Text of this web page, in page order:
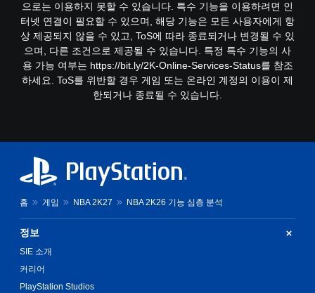
으로는 이용하지 못할 수 있습니다. 특수 기능을 이용하려면 인
터넷 연결이 필요할 수 있으며, 해당 기능은 모든 사용자에게 항
상 제공되지 않을 수 있고, ToS에 따라 종료되거나 변경될 수 있
으며, 다른 조건으로 제공될 수 있습니다. 특정 특수 기능의 사
용 가능 여부는 https://bit.ly/2K-Online-Services-Status를 참조
하세요. ToS를 위반할 경우 게임 또는 온라인 계정의 이용이 제
한되거나 종료될 수 있습니다.
홈 게임 NBA 2K27 NBA 2K26 기능 심층 분석
정보
SIE 소개
커리어
PlayStation Studios